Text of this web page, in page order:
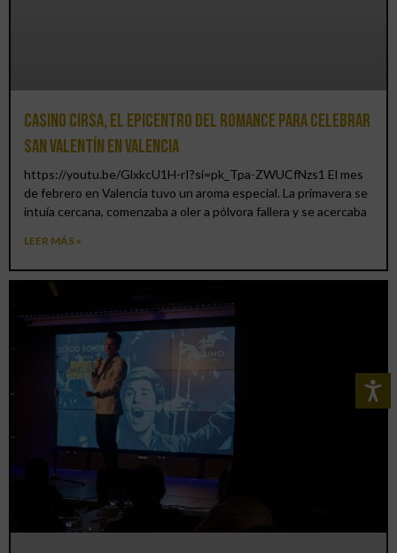
Casino CIRSA, el epicentro del romance para celebrar
San Valentín en Valencia
https://youtu.be/GlxkcU1H-rI?si=pk_Tpa-ZWUCfNzs1 El mes
de febrero en Valencia tuvo un aroma especial. La primavera se
intuía cercana, comenzaba a oler a pólvora fallera y se acercaba
LEER MÁS »